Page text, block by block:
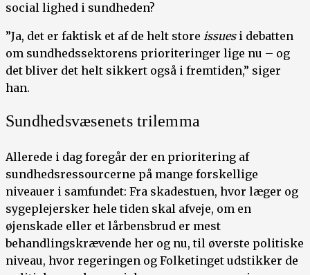
social lighed i sundheden?
”Ja, det er faktisk et af de helt store issues i debatten
om sundhedssektorens prioriteringer lige nu – og
det bliver det helt sikkert også i fremtiden,” siger
han.
Sundhedsvæsenets trilemma
Allerede i dag foregår der en prioritering af
sundhedsressourcerne på mange forskellige
niveauer i samfundet: Fra skadestuen, hvor læger og
sygeplejersker hele tiden skal afveje, om en
øjenskade eller et lårbensbrud er mest
behandlingskrævende her og nu, til øverste politiske
niveau, hvor regeringen og Folketinget udstikker de